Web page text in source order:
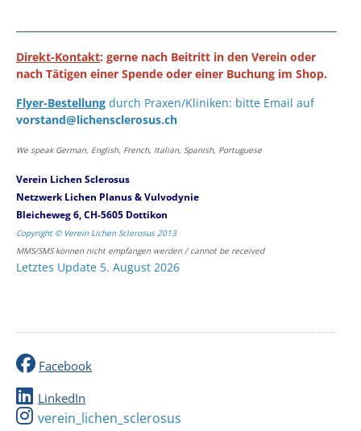
Direkt-Kontakt: gerne nach Beitritt in den Verein oder
nach Tätigen einer Spende oder einer Buchung im Shop.
Flyer-Bestellung durch Praxen/Kliniken: bitte Email auf
vorstand@lichensclerosus.ch
We speak German, English, French, Italian, Spanish, Portuguese
Verein Lichen Sclerosus
Netzwerk Lichen Planus & Vulvodynie
Bleicheweg 6, CH-5605 Dottikon
Copyright © Verein Lichen Sclerosus 2013
MMS/SMS können nicht empfangen werden / cannot be received
Letztes Update 5. August 2026
Facebook
LinkedIn
verein_lichen_sclerosus